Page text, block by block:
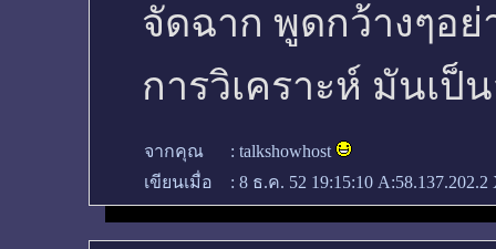
จัดฉาก พูดกว้างๆอ
การวิเคราะห์ มันเป็
จากคุณ : talkshowhost
เขียนเมื่อ
: 8 ธ.ค. 52 19:15:10 A:58.137.202.2